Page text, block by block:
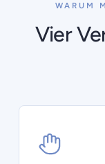
WARUM
Vier